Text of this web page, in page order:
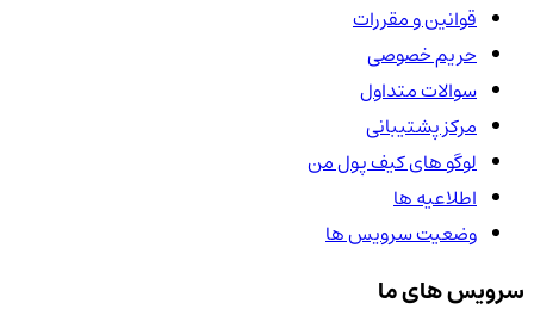
قوانین و مقررات
حریم خصوصی
سوالات متداول
مرکز پشتیبانی
لوگو های کیف پول من
اطلاعیه ها
وضعیت سرویس ها
سرویس های ما